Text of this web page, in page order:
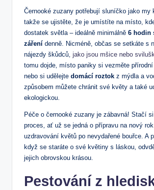
Černooké zuzany potřebují sluníčko jako my
takže se ujistěte, že je umístíte na místo,
dostatek světla – ideálně minimálně 6 hodin
záření denně. Nicméně, občas se setkáte s
nájezdy škůdců, jako jsou mšice nebo
tomu dojde, místo paniky si vezměte
nebo si udělejte domácí roztok z mýdla a
způsobem můžete chránit své květy a také
ekologickou.
Péče o černooké zuzany je zábavná! Stačí
proces, ať už se jedná o přípravu na nový
uzdravování květů po nevydařené bouřce. A
když se staráte o své květiny s láskou,
jejich obrovskou krásou.
Pestování z